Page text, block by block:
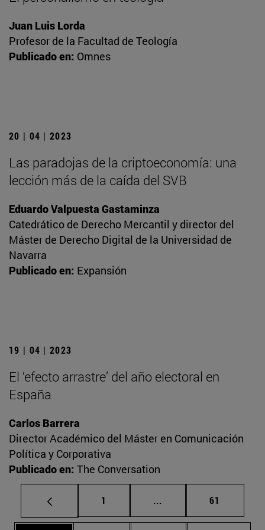
Juan Luis Lorda
Profesor de la Facultad de Teología
Publicado en: Omnes
20 | 04 | 2023
Las paradojas de la criptoeconomía: una
lección más de la caída del SVB
Eduardo Valpuesta Gastaminza
Catedrático de Derecho Mercantil y director del
Máster de Derecho Digital de la Universidad de
Navarra
Publicado en: Expansión
19 | 04 | 2023
El ‘efecto arrastre’ del año electoral en
España
Carlos Barrera
Director Académico del Máster en Comunicación
Política y Corporativa
Publicado en: The Conversation
Página
1 ... Páginas intermedias
Página
61